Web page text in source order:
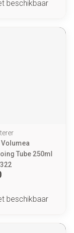
beschikbaar
Tube 250ml
beschikbaar